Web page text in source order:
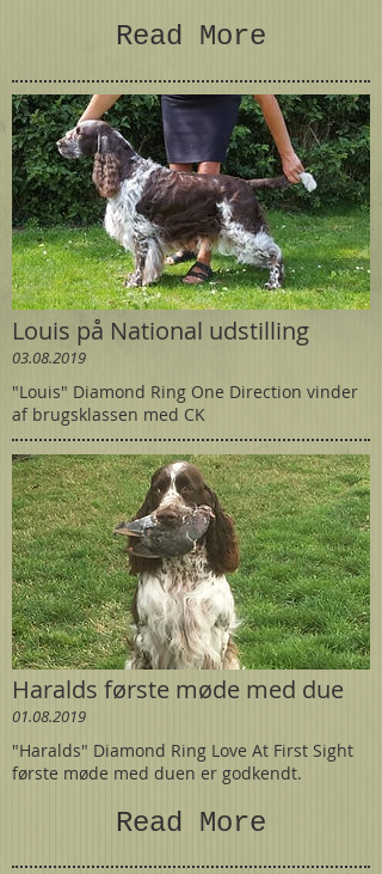
Read More
Louis på National udstilling
03.08.2019
"Louis" Diamond Ring One Direction vinder
af brugsklassen med CK
Haralds første møde med due
01.08.2019
"Haralds" Diamond Ring Love At First Sight
første møde med duen er godkendt.
Read More